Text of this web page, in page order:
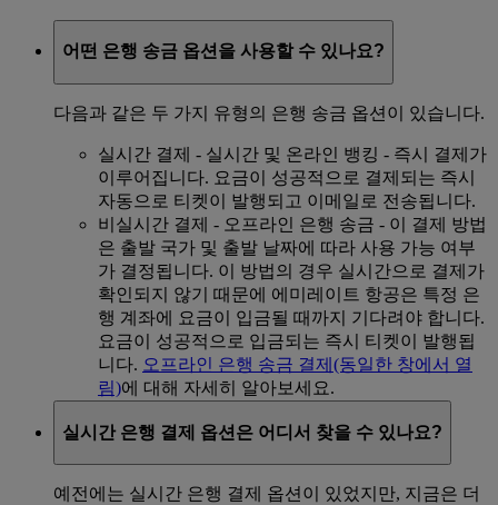
어떤 은행 송금 옵션을 사용할 수 있나요?
다음과 같은 두 가지 유형의 은행 송금 옵션이 있습니다.
실시간 결제 - 실시간 및 온라인 뱅킹 - 즉시 결제가
이루어집니다. 요금이 성공적으로 결제되는 즉시
자동으로 티켓이 발행되고 이메일로 전송됩니다.
비실시간 결제 - 오프라인 은행 송금 - 이 결제 방법
은 출발 국가 및 출발 날짜에 따라 사용 가능 여부
가 결정됩니다. 이 방법의 경우 실시간으로 결제가
확인되지 않기 때문에 에미레이트 항공은 특정 은
행 계좌에 요금이 입금될 때까지 기다려야 합니다.
요금이 성공적으로 입금되는 즉시 티켓이 발행됩
니다. 오프라인 은행 송금 결제 (동일한 창에서 열
림)에 대해 자세히 알아보세요.
실시간 은행 결제 옵션은 어디서 찾을 수 있나요?
예전에는 실시간 은행 결제 옵션이 있었지만, 지금은 더